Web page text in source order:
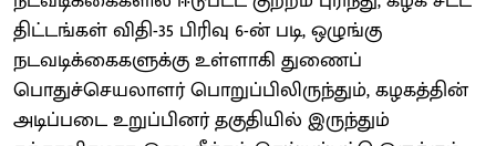
திட்டங்கள் விதி-35 பிரிவு 6-ன் படி, ஒழுங்கு
நடவடிக்கைகளுக்கு உள்ளாகி துணைப்
பொதுச்செயலாளர் பொறுப்பிலிருந்தும், கழகத்தின்
அடிப்படை உறுப்பினர் தகுதியில் இருந்தும்